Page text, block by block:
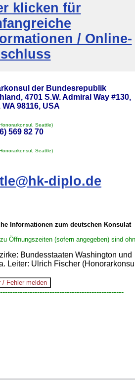
klicken für
/ Online-
der Bundesrepublik
4701 S.W. Admiral Way #130,
98116, USA
Seattle)
569 82 70
Seattle)
diplo.de
Informationen zum deutschen Konsulat
Öffnungszeiten (sofern angegeben) sind
Bundesstaaten Washington und
Leiter: Ulrich Fischer